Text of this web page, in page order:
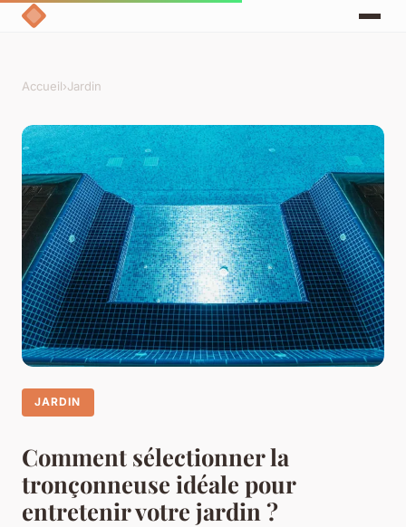
Accueil›Jardin
JARDIN
Comment sélectionner la
tronçonneuse idéale pour
entretenir votre jardin ?